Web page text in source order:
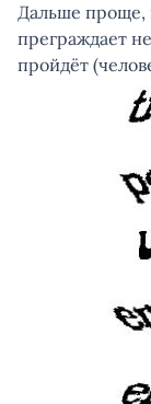
Дальше проще,
преграждает
пройдёт